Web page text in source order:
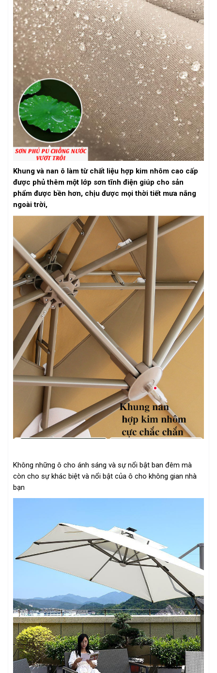
Khung và nan ô làm từ chất liệu hợp kim nhôm cao cấp
được phủ thêm một lớp sơn tĩnh điện giúp cho sản
phẩm được bền hơn, chịu được mọi thời tiết mưa nắng
ngoài trời,
Không những ô cho ánh sáng và sự nổi bật ban đêm mà
còn cho sự khác biệt và nổi bật của ô cho không gian nhà
bạn